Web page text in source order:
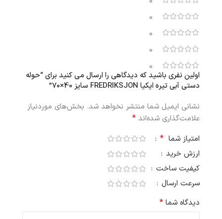
0
0
0
0
اولین نفری باشید که دیدگاهی را ارسال می کنید برای “حوله
دستی آبی تیره ایکیا FREDRIKSJON سایز 40×70”
نشانی ایمیل شما منتشر نخواهد شد. بخش‌های موردنیاز
علامت‌گذاری شده‌اند *
امتیاز شما *
ارزش خرید
کیفیت ساخت
سرعت ارسال
دیدگاه شما *